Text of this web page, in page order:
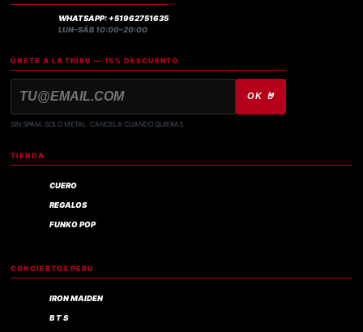
WHATSAPP: +51962751635
LUN–SÁB 10:00–20:00
ÚNETE A LA TRIBU — 15% DESCUENTO
OK 🤘
SIN SPAM. SOLO METAL. CANCELA CUANDO QUIERAS.
TIENDA
CUERO
REGALOS
FUNKO POP
CONCIERTOS PERU
IRON MAIDEN
B T S